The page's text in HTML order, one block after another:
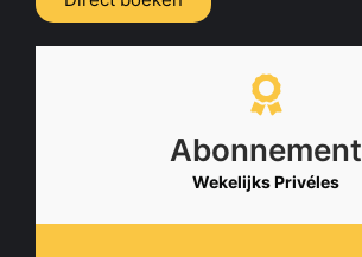
Abonnement
Wekelijks Privéles